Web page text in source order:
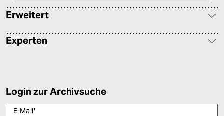
Erweitert
Experten
Login zur Archivsuche
E-Mail*